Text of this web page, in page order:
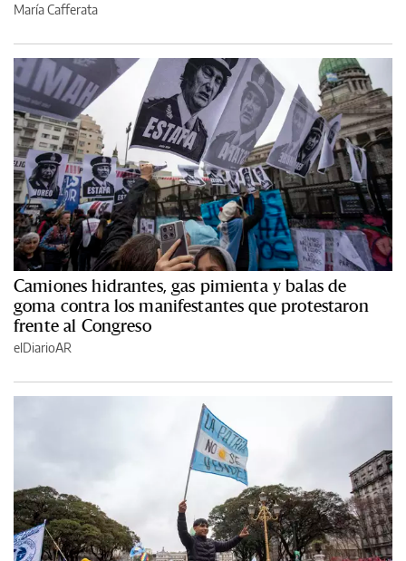
María Cafferata
Camiones hidrantes, gas pimienta y balas de
goma contra los manifestantes que protestaron
frente al Congreso
elDiarioAR